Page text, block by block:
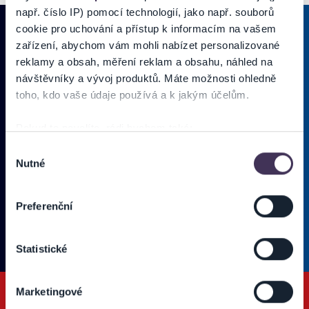
např. číslo IP) pomocí technologií, jako např. souborů
cookie pro uchování a přístup k informacím na vašem
zařízení, abychom vám mohli nabízet personalizované
reklamy a obsah, měření reklam a obsahu, náhled na
návštěvníky a vývoj produktů. Máte možnosti ohledně
toho, kdo vaše údaje používá a k jakým účelům.
které mohou být přesné na několik metrů
skenování pro konkrétní charakteristiky (otisk prstu)
Zjistěte více o tom, jak zpracováváme vaše osobní
Svůj souhlas můžete kdykoliv změnit nebo odvolat v
Na těchto stránkách využíváme soubory cookies a další
souhlasu
Nutné
Preferenční
Statistické
Marketingové
PRIHLÁSIŤ SA KODBERU NOVINIEK
Pridajte sa do zoznamu odberateľov a doručte si najnovšie špeciálne
Vložte svoj email
Používateľ súhlasí s
OBCHODNÝMI PODMIENKAMI predajnej siete